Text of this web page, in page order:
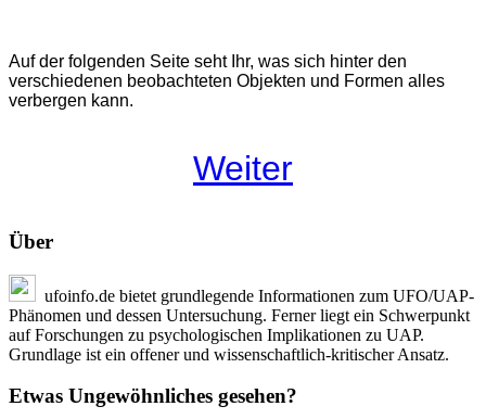
Auf der folgenden Seite seht Ihr, was sich hinter den
verschiedenen beobachteten Objekten und Formen alles
verbergen kann.
Weiter
Über
ufoinfo.de bietet grundlegende Informationen zum UFO/UAP-
Phänomen und dessen Untersuchung. Ferner liegt ein Schwerpunkt
auf Forschungen zu psychologischen Implikationen zu UAP.
Grundlage ist ein offener und wissenschaftlich-kritischer Ansatz.
Etwas Ungewöhnliches gesehen?